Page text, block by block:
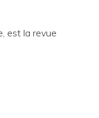
est la revue